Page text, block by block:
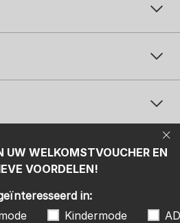
Uw
Aanmelden
UW WELKOMSTVOUCHER EN
VOORDELEN!
in:
Kindermode